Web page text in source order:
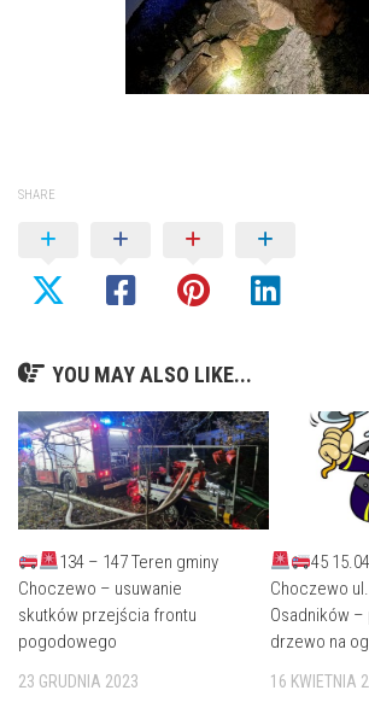
SHARE
YOU MAY ALSO LIKE...
134 – 147 Teren gminy
Choczewo – usuwanie
skutków przejścia frontu
pogodowego
23 GRUDNIA 2023
45
Choczewo
Osadników
drzewo na
16 KWIETNIA